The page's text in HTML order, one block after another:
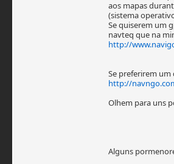
aos mapas
(sistema
Se quiserem um
navteq que na
http://
Se preferirem um
http://
Olhem para uns
Alguns